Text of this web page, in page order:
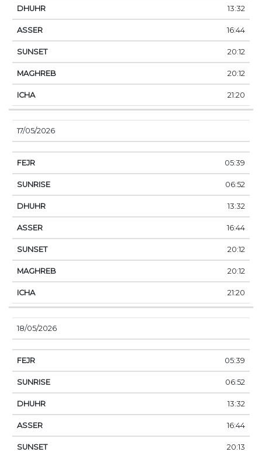
13:32
16:44
20:12
20:12
21:20
17/05/2026
05:39
06:52
13:32
16:44
20:12
20:12
21:20
18/05/2026
05:39
06:52
13:32
16:44
20:13